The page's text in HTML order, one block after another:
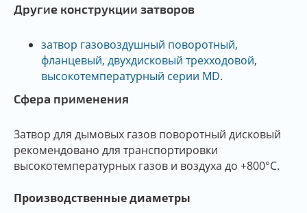
Другие конструкции затворов
затвор газовоздушный поворотный,
фланцевый, двухдисковый трехходовой,
высокотемпературный серии MD.
Сфера применения
Затвор для дымовых газов поворотный дисковый
рекомендовано для транспортировки
высокотемпературных газов и воздуха до +800°C.
Производственные диаметры